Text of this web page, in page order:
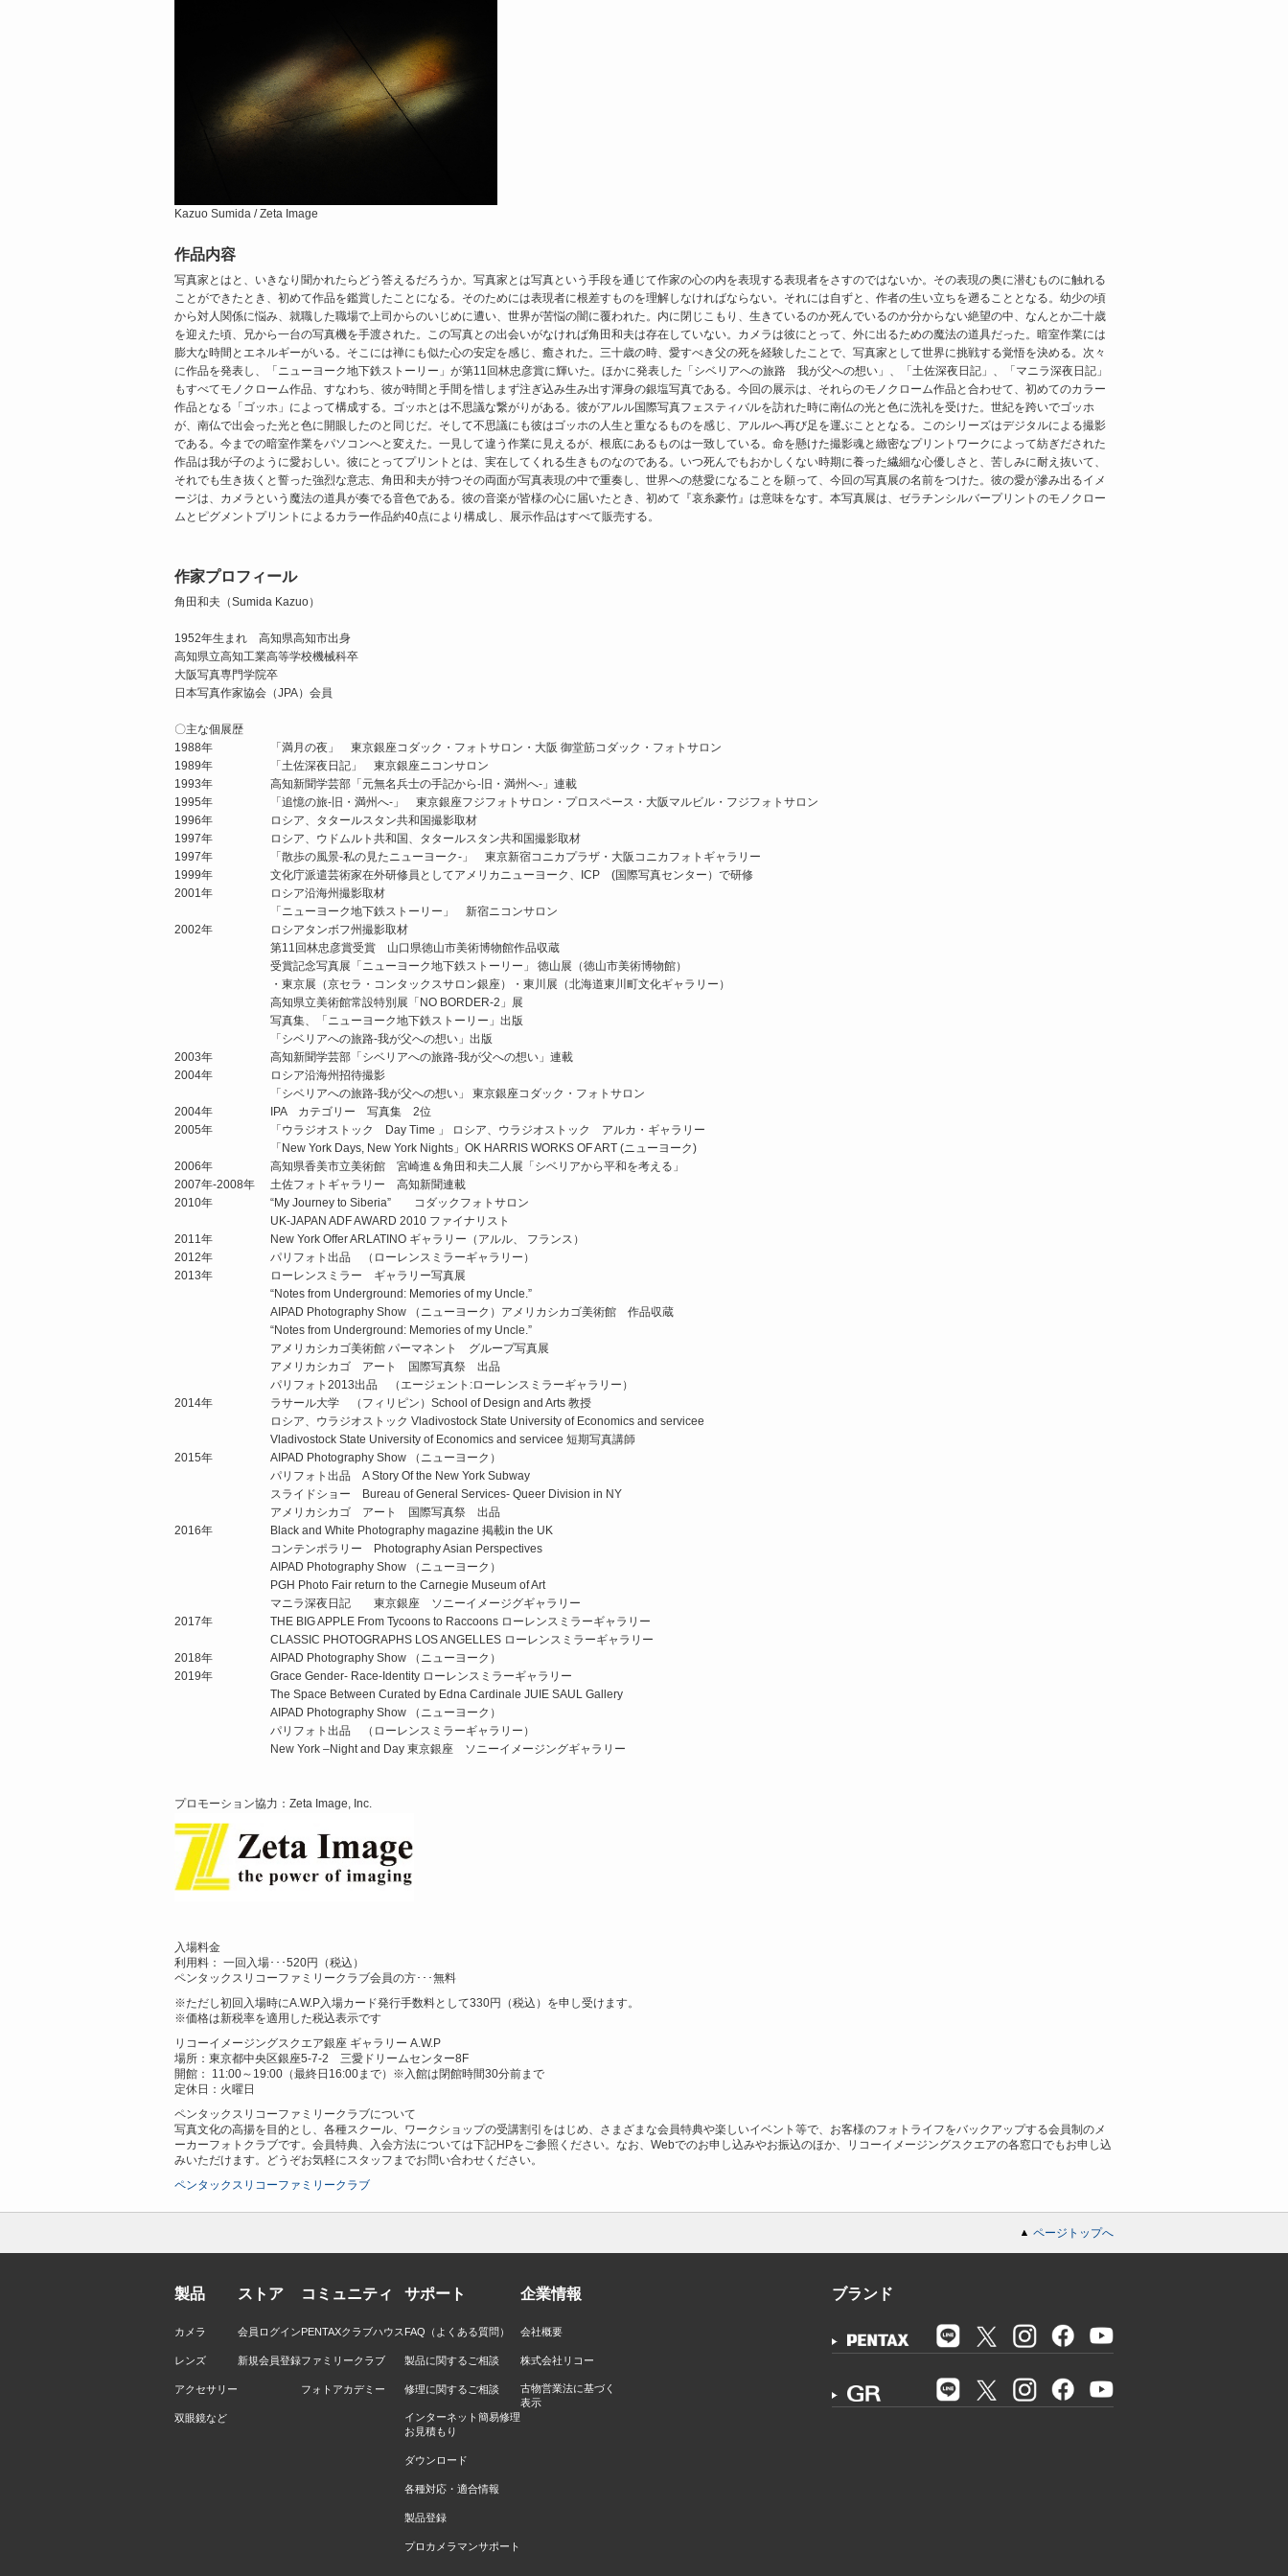
Kazuo Sumida / Zeta Image
作品内容
写真家とはと、いきなり聞かれたらどう答えるだろうか。写真家とは写真という手段を通じて作家の心の内を表現する表現者をさすのではないか。その表現の奥に潜むものに触れる
ことができたとき、初めて作品を鑑賞したことになる。そのためには表現者に根差すものを理解しなければならない。それには自ずと、作者の生い立ちを遡ることとなる。幼少の頃
から対人関係に悩み、就職した職場で上司からのいじめに遭い、世界が苦悩の闇に覆われた。内に閉じこもり、生きているのか死んでいるのか分からない絶望の中、なんとか二十歳
を迎えた頃、兄から一台の写真機を手渡された。この写真との出会いがなければ角田和夫は存在していない。カメラは彼にとって、外に出るための魔法の道具だった。暗室作業には
膨大な時間とエネルギーがいる。そこには禅にも似た心の安定を感じ、癒された。三十歳の時、愛すべき父の死を経験したことで、写真家として世界に挑戦する覚悟を決める。次々
に作品を発表し、「ニューヨーク地下鉄ストーリー」が第11回林忠彦賞に輝いた。ほかに発表した「シベリアへの旅路 我が父への想い」、「土佐深夜日記」、「マニラ深夜日記」
もすべてモノクローム作品、すなわち、彼が時間と手間を惜しまず注ぎ込み生み出す渾身の銀塩写真である。今回の展示は、それらのモノクローム作品と合わせて、初めてのカラー
作品となる「ゴッホ」によって構成する。ゴッホとは不思議な繋がりがある。彼がアルル国際写真フェスティバルを訪れた時に南仏の光と色に洗礼を受けた。世紀を跨いでゴッホ
が、南仏で出会った光と色に開眼したのと同じだ。そして不思議にも彼はゴッホの人生と重なるものを感じ、アルルへ再び足を運ぶこととなる。このシリーズはデジタルによる撮影
である。今までの暗室作業をパソコンへと変えた。一見して違う作業に見えるが、根底にあるものは一致している。命を懸けた撮影魂と緻密なプリントワークによって紡ぎだされた
作品は我が子のように愛おしい。彼にとってプリントとは、実在してくれる生きものなのである。いつ死んでもおかしくない時期に養った繊細な心優しさと、苦しみに耐え抜いて、
それでも生き抜くと誓った強烈な意志、角田和夫が持つその両面が写真表現の中で重奏し、世界への慈愛になることを願って、今回の写真展の名前をつけた。彼の愛が滲み出るイメ
ージは、カメラという魔法の道具が奏でる音色である。彼の音楽が皆様の心に届いたとき、初めて『哀糸豪竹』は意味をなす。本写真展は、ゼラチンシルバープリントのモノクロー
ムとピグメントプリントによるカラー作品約40点により構成し、展示作品はすべて販売する。
作家プロフィール
角田和夫（Sumida Kazuo）
1952年生まれ 高知県高知市出身
高知県立高知工業高等学校機械科卒
大阪写真専門学院卒
日本写真作家協会（JPA）会員
〇主な個展歴
1988年
「満月の夜」 東京銀座コダック・フォトサロン・大阪 御堂筋コダック・フォトサロン
1989年
「土佐深夜日記」 東京銀座ニコンサロン
1993年
高知新聞学芸部「元無名兵士の手記から-旧・満州へ-」連載
1995年
「追憶の旅-旧・満州へ-」 東京銀座フジフォトサロン・プロスペース・大阪マルビル・フジフォトサロン
1996年
ロシア、タタールスタン共和国撮影取材
1997年
ロシア、ウドムルト共和国、タタールスタン共和国撮影取材
1997年
「散歩の風景-私の見たニューヨーク-」 東京新宿コニカプラザ・大阪コニカフォトギャラリー
1999年
文化庁派遣芸術家在外研修員としてアメリカニューヨーク、ICP (国際写真センター）で研修
2001年
ロシア沿海州撮影取材
「ニューヨーク地下鉄ストーリー」 新宿ニコンサロン
2002年
ロシアタンボフ州撮影取材
第11回林忠彦賞受賞 山口県徳山市美術博物館作品収蔵
受賞記念写真展「ニューヨーク地下鉄ストーリー」 徳山展（徳山市美術博物館）
・東京展（京セラ・コンタックスサロン銀座）・東川展（北海道東川町文化ギャラリー）
高知県立美術館常設特別展「NO BORDER-2」展
写真集、「ニューヨーク地下鉄ストーリー」出版
「シベリアへの旅路-我が父への想い」出版
2003年
高知新聞学芸部「シベリアへの旅路-我が父への想い」連載
2004年
ロシア沿海州招待撮影
「シベリアへの旅路-我が父への想い」 東京銀座コダック・フォトサロン
2004年
IPA カテゴリー 写真集 2位
2005年
「ウラジオストック Day Time 」 ロシア、ウラジオストック アルカ・ギャラリー
「New York Days, New York Nights」OK HARRIS WORKS OF ART (ニューヨーク)
2006年
高知県香美市立美術館 宮崎進＆角田和夫二人展「シベリアから平和を考える」
2007年-2008年
土佐フォトギャラリー 高知新聞連載
2010年
“My Journey to Siberia” コダックフォトサロン
UK-JAPAN ADF AWARD 2010 ファイナリスト
2011年
New York Offer ARLATINO ギャラリー（アルル、 フランス）
2012年
パリフォト出品 （ローレンスミラーギャラリー）
2013年
ローレンスミラー ギャラリー写真展
“Notes from Underground: Memories of my Uncle.”
AIPAD Photography Show （ニューヨーク）アメリカシカゴ美術館 作品収蔵
“Notes from Underground: Memories of my Uncle.”
アメリカシカゴ美術館 パーマネント グループ写真展
アメリカシカゴ アート 国際写真祭 出品
パリフォト2013出品 （エージェント:ローレンスミラーギャラリー）
2014年
ラサール大学 （フィリピン）School of Design and Arts 教授
ロシア、ウラジオストック Vladivostock State University of Economics and servicee
Vladivostock State University of Economics and servicee 短期写真講師
2015年
AIPAD Photography Show （ニューヨーク）
パリフォト出品 A Story Of the New York Subway
スライドショー Bureau of General Services- Queer Division in NY
アメリカシカゴ アート 国際写真祭 出品
2016年
Black and White Photography magazine 掲載in the UK
コンテンポラリー Photography Asian Perspectives
AIPAD Photography Show （ニューヨーク）
PGH Photo Fair return to the Carnegie Museum of Art
マニラ深夜日記 東京銀座 ソニーイメージグギャラリー
2017年
THE BIG APPLE From Tycoons to Raccoons ローレンスミラーギャラリー
CLASSIC PHOTOGRAPHS LOS ANGELLES ローレンスミラーギャラリー
2018年
AIPAD Photography Show （ニューヨーク）
2019年
Grace Gender- Race-Identity ローレンスミラーギャラリー
The Space Between Curated by Edna Cardinale JUIE SAUL Gallery
AIPAD Photography Show （ニューヨーク）
パリフォト出品 （ローレンスミラーギャラリー）
New York –Night and Day 東京銀座 ソニーイメージングギャラリー
プロモーション協力：Zeta Image, Inc.
入場料金
利用料： 一回入場･･･520円（税込）
ペンタックスリコーファミリークラブ会員の方･･･無料
※ただし初回入場時にA.W.P入場カード発行手数料として330円（税込）を申し受けます。
※価格は新税率を適用した税込表示です
リコーイメージングスクエア銀座 ギャラリー A.W.P
場所：東京都中央区銀座5-7-2 三愛ドリームセンター8F
開館： 11:00～19:00（最終日16:00まで）※入館は閉館時間30分前まで
定休日：火曜日
ペンタックスリコーファミリークラブについて
写真文化の高揚を目的とし、各種スクール、ワークショップの受講割引をはじめ、さまざまな会員特典や楽しいイベント等で、お客様のフォトライフをバックアップする会員制のメ
ーカーフォトクラブです。会員特典、入会方法については下記HPをご参照ください。なお、Webでのお申し込みやお振込のほか、リコーイメージングスクエアの各窓口でもお申し込
みいただけます。どうぞお気軽にスタッフまでお問い合わせください。
ペンタックスリコーファミリークラブ
ページトップへ
製品
カメラ
レンズ
アクセサリー
双眼鏡など
ストア
会員ログイン
新規会員登録
コミュニティ
PENTAXクラブハウス
ファミリークラブ
フォトアカデミー
サポート
FAQ（よくある質問）
製品に関するご相談
修理に関するご相談
インターネット簡易修理
お見積もり
ダウンロード
各種対応・適合情報
製品登録
プロカメラマンサポート
企業情報
会社概要
株式会社リコー
古物営業法に基づく
表示
ブランド